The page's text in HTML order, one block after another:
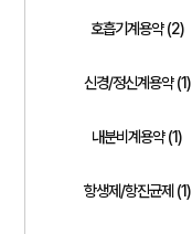
호흡기계용약 (2)
신경/정신계용약 (1)
내분비계용약 (1)
항생제/항진균제 (1)